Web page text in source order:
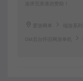
追求完美请勿赞助！
爱游网单 端游系列
GM后台怀旧网游单机